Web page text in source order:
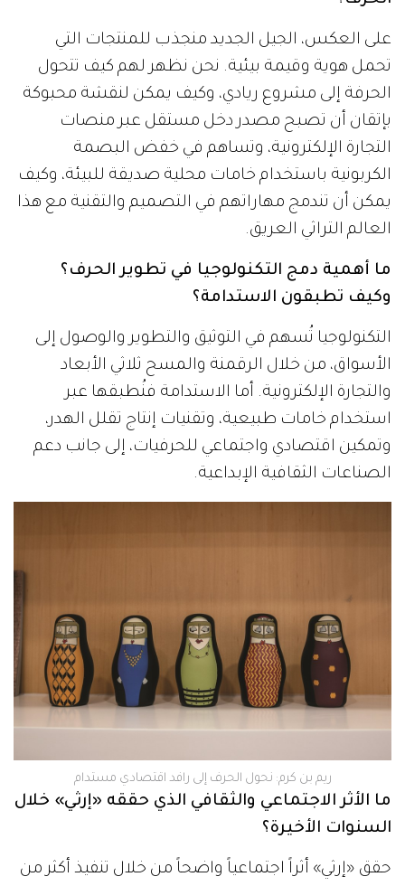
على العكس، الجيل الجديد منجذب للمنتجات التي
تحمل هوية وقيمة بيئية. نحن نظهر لهم كيف تتحول
الحرفة إلى مشروع ريادي، وكيف يمكن لنقشة محبوكة
بإتقان أن تصبح مصدر دخل مستقل عبر منصات
التجارة الإلكترونية، وتساهم في خفض البصمة
الكربونية باستخدام خامات محلية صديقة للبيئة، وكيف
يمكن أن تندمج مهاراتهم في التصميم والتقنية مع هذا
العالم التراثي العريق.
ما أهمية دمج التكنولوجيا في تطوير الحرف؟
وكيف تطبقون الاستدامة؟
التكنولوجيا تُسهم في التوثيق والتطوير والوصول إلى
الأسواق، من خلال الرقمنة والمسح ثلاثي الأبعاد
والتجارة الإلكترونية. أما الاستدامة فنُطبقها عبر
استخدام خامات طبيعية، وتقنيات إنتاج تقلل الهدر،
وتمكين اقتصادي واجتماعي للحرفيات، إلى جانب دعم
الصناعات الثقافية الإبداعية.
ريم بن كرم: نحول الحرف إلى رافد اقتصادي مستدام
ما الأثر الاجتماعي والثقافي الذي حققه «إرثي» خلال
السنوات الأخيرة؟
حقق «إرثي» أثراً اجتماعياً واضحاً من خلال تنفيذ أكثر من